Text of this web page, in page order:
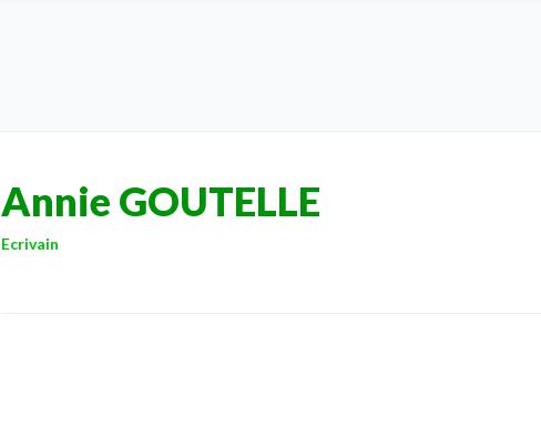
Annie GOUTELLE
Ecrivain